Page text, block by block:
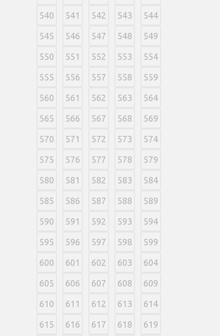
540 541 542 543 544
545 546 547 548 549
550 551 552 553 554
555 556 557 558 559
560 561 562 563 564
565 566 567 568 569
570 571 572 573 574
575 576 577 578 579
580 581 582 583 584
585 586 587 588 589
590 591 592 593 594
595 596 597 598 599
600 601 602 603 604
605 606 607 608 609
610 611 612 613 614
615 616 617 618 619